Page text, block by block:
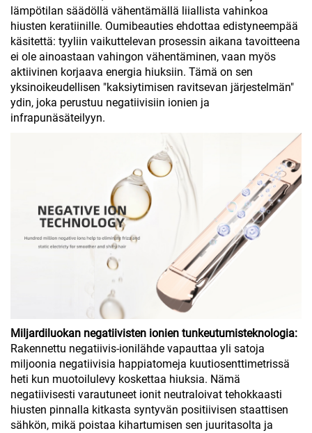
lämpötilan säädöllä vähentämällä liiallista vahinkoa
hiusten keratiinille. Oumibeauties ehdottaa edistyneempää
käsitettä: tyyliin vaikuttelevan prosessin aikana tavoitteena
ei ole ainoastaan vahingon vähentäminen, vaan myös
aktiivinen korjaava energia hiuksiin. Tämä on sen
yksinoikeudellisen "kaksiytimisen ravitsevan järjestelmän"
ydin, joka perustuu negatiivisiin ionien ja
infrapunäsäteilyyn.
Miljardiluokan negatiivisten ionien tunkeutumisteknologia:
Rakennettu negatiivis-ionilähde vapauttaa yli satoja
miljoonia negatiivisia happiatomeja kuutiosenttimetrissä
heti kun muotoilulevy koskettaa hiuksia. Nämä
negatiivisesti varautuneet ionit neutraloivat tehokkaasti
hiusten pinnalla kitkasta syntyvän positiivisen staattisen
sähkön, mikä poistaa kihartumisen sen juuritasolta ja